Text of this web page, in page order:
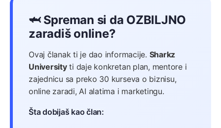
🦈 Spreman si da OZBILJNO
zaradiš online?
Ovaj članak ti je dao informacije. Sharkz
Universityti daje konkretan plan, mentore i
zajednicu sa preko 30 kurseva o biznisu,
online zaradi, AI alatima i marketingu.
Šta dobijaš kao član: